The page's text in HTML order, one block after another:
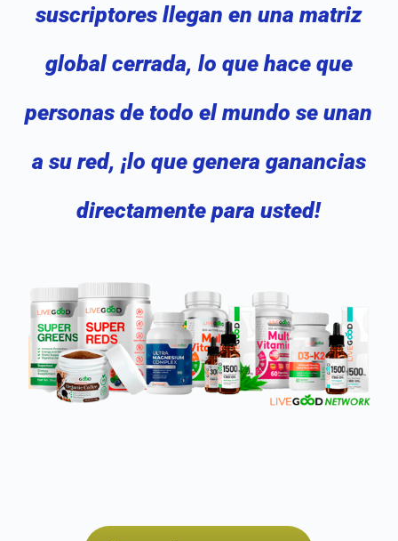
suscriptores llegan en una matriz
global cerrada, lo que hace que
personas de todo el mundo se unan
a su red, ¡lo que genera ganancias
directamente para usted!